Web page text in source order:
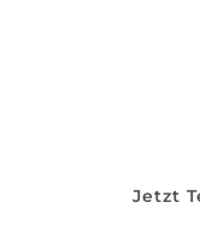
Jetzt